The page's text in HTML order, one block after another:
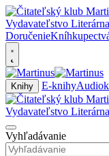
Doručenie
Knihy E-knihy
Vyhľadávanie